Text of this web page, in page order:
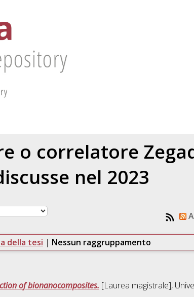
o correlatore
nel 2023
della tesi | Nessun raggruppamento
of bionanocomposites. [Laurea magistrale],